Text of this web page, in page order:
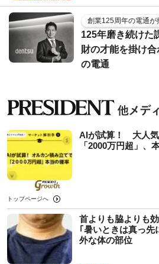
創業125周年の電通が
125年磨き続けた
財の才能を掛け
の電通
AIが試算！ 大人気
「2000万円超」、
トップページへ
首よりも脇よりも
｢暑いときは真っ先
外な体の部位